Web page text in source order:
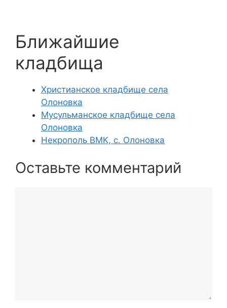
Ближайшие
кладбища
Христианское кладбище села
Олоновка
Мусульманское кладбище села
Олоновка
Некрополь ВМК, с. Олоновка
Оставьте комментарий